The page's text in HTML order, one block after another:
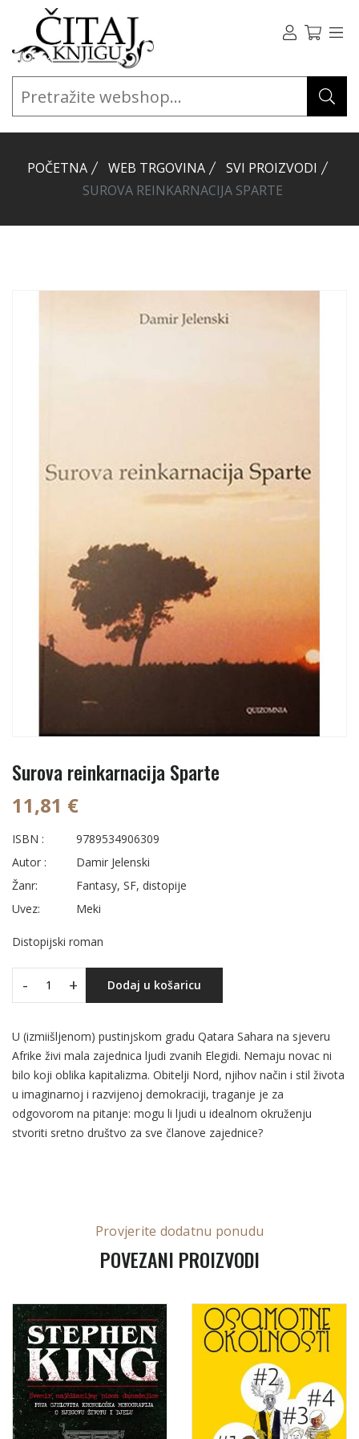
POČETNA WEB TRGOVINA
SVI PROIZVODI
SUROVA REINKARNACIJA SPARTE
Surova reinkarnacija Sparte
11,81 €
ISBN :
9789534906309
Autor :
Damir Jelenski
Žanr:
Fantasy, SF, distopije
Uvez:
Meki
Distopijski roman
- + Dodaj u košaricu
U (izmiišljenom) pustinjskom gradu Qatara Sahara na sjeveru
Afrike živi mala zajednica ljudi zvanih Elegidi. Nemaju novac ni
bilo koji oblika kapitalizma. Obitelji Nord, njihov način i stil života
u imaginarnoj i razvijenoj demokraciji, traganje je za
odgovorom na pitanje: mogu li ljudi u idealnom okruženju
stvoriti sretno društvo za sve članove zajednice?
Provjerite dodatnu ponudu
POVEZANI PROIZVODI